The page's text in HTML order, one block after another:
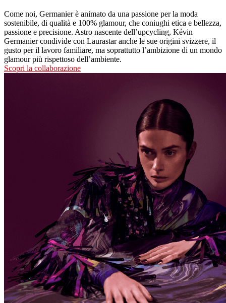
Come noi, Germanier è animato da una passione per la moda
sostenibile, di qualità e 100% glamour, che coniughi etica e bellezza,
passione e precisione. Astro nascente dell’upcycling, Kévin
Germanier condivide con Laurastar anche le sue origini svizzere, il
gusto per il lavoro familiare, ma soprattutto l’ambizione di un mondo
glamour più rispettoso dell’ambiente.
Scopri la collaborazione